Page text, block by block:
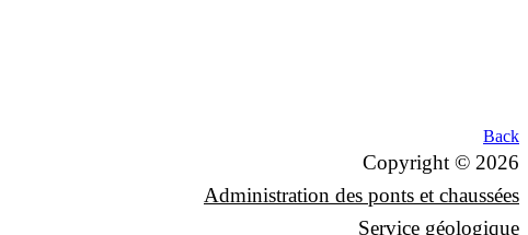
Back
Copyright © 2026
Administration des ponts et chaussées
Service géologique